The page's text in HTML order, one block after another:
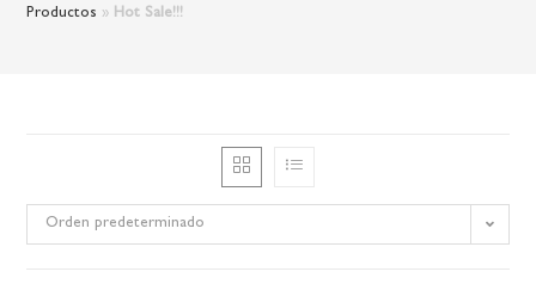
Productos » Hot Sale!!!
Orden predeterminado